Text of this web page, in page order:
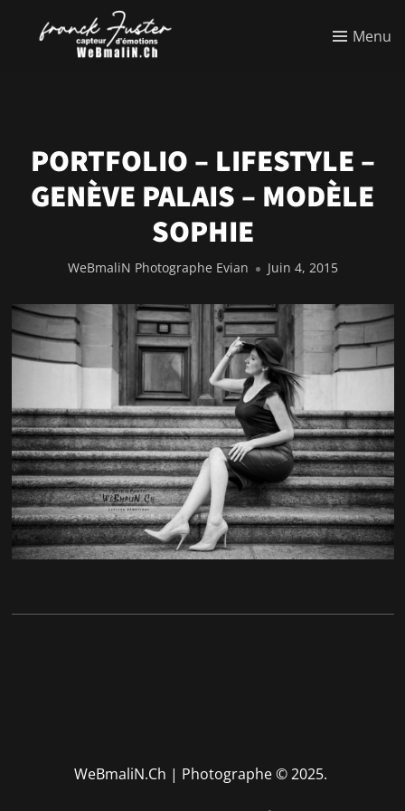
Menu
PORTFOLIO – LIFESTYLE –
GENÈVE PALAIS – MODÈLE
SOPHIE
WeBmaliN Photographe Evian Juin 4, 2015
WeBmaliN.Ch | Photographe© 2025.